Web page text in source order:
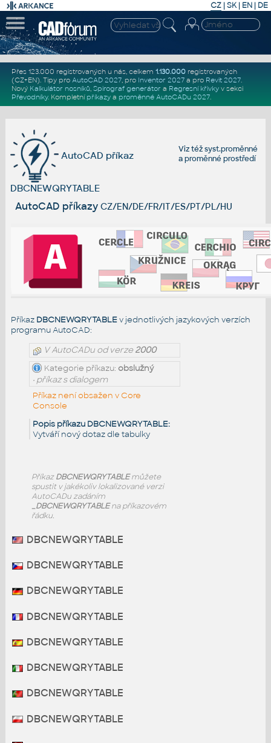
CZ | SK| EN | DE
Přes 123.000 registrovaných u nás, celkem 1.130.000registrovaných
(CZ+EN). Tipy pro AutoCAD 2027, pro Inventor 2027a pro Revit 2027.
Nový Kalkulátor nosníků, Spirograf generátor a Regresní křivkyv sekci
Převodníky. Kompletní příkazya proměnné AutoCADu 2027.
Viz téžsyst.proměnné
aproměnné prostředí
AutoCAD příkaz
DBCNEWQRYTABLE
AutoCAD příkazy CZ/EN/DE/FR/IT/ES/PT/PL/HU
Příkaz DBCNEWQRYTABLEv jednotlivých jazykových verzích
programu AutoCAD:
V AutoCADu od verze2000
Kategorie příkazu: obslužný
• příkaz s dialogem
Příkaz není obsažen v Core
Console
Popis příkazu DBCNEWQRYTABLE:
Vytváří nový dotaz dle tabulky
PříkazDBCNEWQRYTABLEmůžete
spustit v jakékoliv lokalizované verzi
AutoCADu zadáním
_DBCNEWQRYTABLEna příkazovém
řádku.
DBCNEWQRYTABLE
DBCNEWQRYTABLE
DBCNEWQRYTABLE
DBCNEWQRYTABLE
DBCNEWQRYTABLE
DBCNEWQRYTABLE
DBCNEWQRYTABLE
DBCNEWQRYTABLE